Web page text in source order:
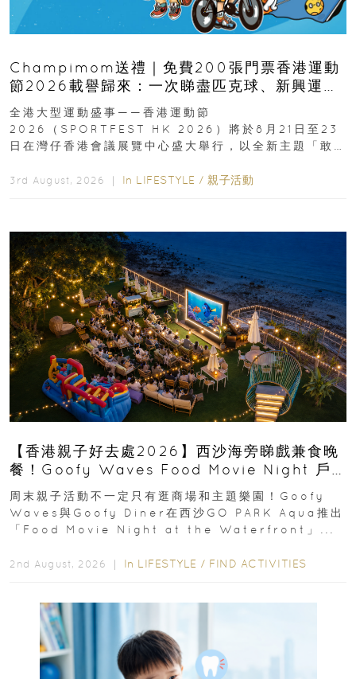
Champimom送禮｜免費200張門票香港運動
節2026載譽歸來：一次睇盡匹克球、新興運
動、街舞比賽＋逾百運動品牌展覽
全港大型運動盛事——香港運動節
2026（SPORTFEST HK 2026）將於8月21日至23
日在灣仔香港會議展覽中心盛大舉行，以全新主題「敢
3rd August, 2026 ｜ In LIFESTYLE / 親子活動
【香港親子好去處2026】西沙海旁睇戲兼食晚
餐！Goofy Waves Food Movie Night 戶
外影院逢週末登場
周末親子活動不一定只有逛商場和主題樂園！Goofy
Waves與Goofy Diner在西沙GO PARK Aqua推出
「Food Movie Night at the Waterfront」...
2nd August, 2026 ｜ In LIFESTYLE / FIND ACTIVITIES